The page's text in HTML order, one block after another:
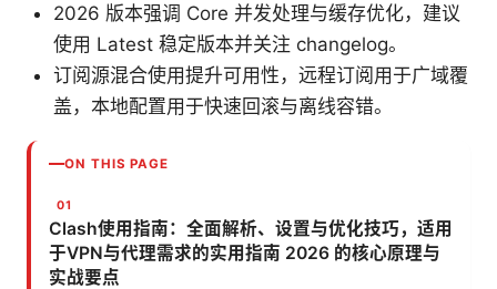
2026 版本强调 Core 并发处理与缓存优化，建议
使用 Latest 稳定版本并关注 changelog。
订阅源混合使用提升可用性，远程订阅用于广域覆
盖，本地配置用于快速回滚与离线容错。
ON THIS PAGE
Clash使用指南：全面解析、设置与优化技巧，适用
于VPN与代理需求的实用指南 2026 的核心原理与
实战要点